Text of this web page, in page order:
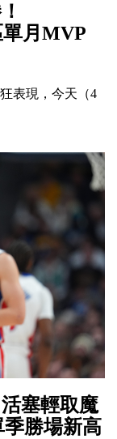
單月MVP
表現，今天（4
塞輕取魔
季勝場新高